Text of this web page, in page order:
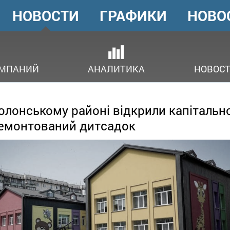
ГОЛОВНЕ
МЕНЮ
НОВОСТИ
АНАЛИТИКА
ГРАФИКИ
районі відкрили
дитсадок